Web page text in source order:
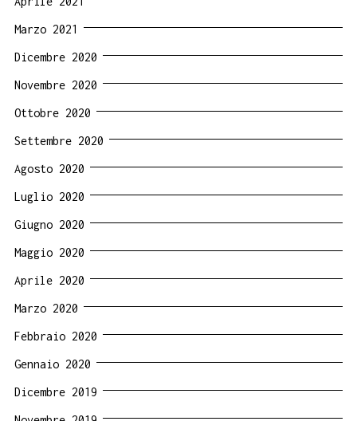
Marzo 2021
Dicembre 2020
Novembre 2020
Ottobre 2020
Settembre 2020
Agosto 2020
Luglio 2020
Giugno 2020
Maggio 2020
Aprile 2020
Marzo 2020
Febbraio 2020
Gennaio 2020
Dicembre 2019